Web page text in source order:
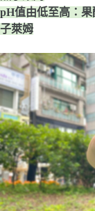
pH值由低至高：
子萊姆